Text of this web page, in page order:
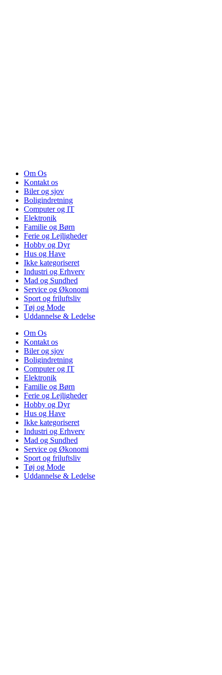
Om Os
Kontakt os
Biler og sjov
Boligindretning
Computer og IT
Elektronik
Familie og Børn
Ferie og Lejligheder
Hobby og Dyr
Hus og Have
Ikke kategoriseret
Industri og Erhverv
Mad og Sundhed
Service og Økonomi
Sport og friluftsliv
Tøj og Mode
Uddannelse & Ledelse
Om Os
Kontakt os
Biler og sjov
Boligindretning
Computer og IT
Elektronik
Familie og Børn
Ferie og Lejligheder
Hobby og Dyr
Hus og Have
Ikke kategoriseret
Industri og Erhverv
Mad og Sundhed
Service og Økonomi
Sport og friluftsliv
Tøj og Mode
Uddannelse & Ledelse